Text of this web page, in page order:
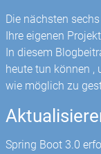
Die nächsten
Ihre eigenen
In diesem
heute tun können
wie möglich zu
Spring Boot 3.0